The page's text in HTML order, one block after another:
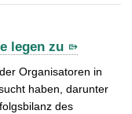
legen zu
Organisatoren in
haben, darunter
des